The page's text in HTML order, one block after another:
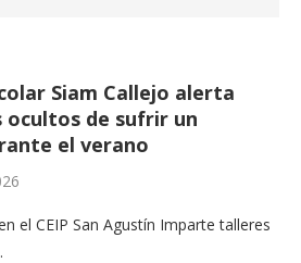
Siam Callejo alerta
ocultos de sufrir un
el verano
el CEIP San Agustín Imparte talleres